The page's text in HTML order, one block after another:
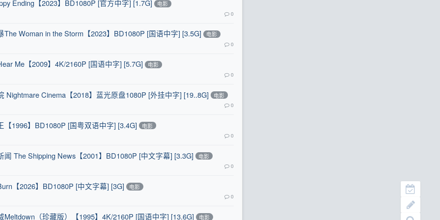
Ending【2023】BD1080P [官方中字] [1.7G] 电影
0
Woman in the Storm【2023】BD1080P [国语中字] [3.5G] 电影
0
Me【2009】4K/2160P [国语中字] [5.7G] 电影
0
Cinema【2018】蓝光原盘1080P [外挂中字] [19..8G] 电影
0
1996】BD1080P [国粤双语中字] [3.4G] 电影
0
The Shipping News【2001】BD1080P [中文字幕] [3.3G] 电影
0
【2026】BD1080P [中文字幕] [3G] 电影
0
（珍藏版）【1995】4K/2160P [国语中字] [13.6G] 电影